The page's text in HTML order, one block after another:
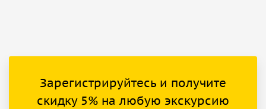
Зарегистрируйтесь и получите
скидку 5% на любую экскурсию